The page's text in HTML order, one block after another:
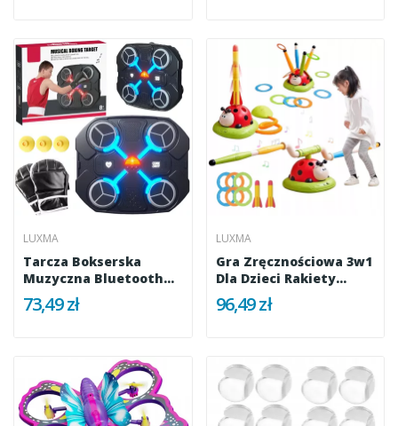
LUXMA
Tarcza Bokserska
Muzyczna Bluetooth
LED Smart...
73,49 zł
LUXMA
Gra Zręcznościowa 3w1
Dla Dzieci Rakiety
Ringo...
96,49 zł